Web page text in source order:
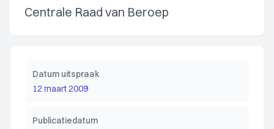
Centrale Raad van Beroep
Datum uitspraak
12 maart 2009
Publicatiedatum